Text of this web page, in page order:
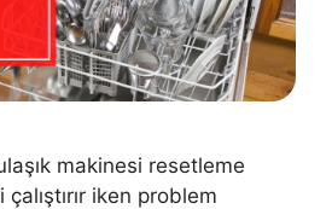
makinesi resetleme
iken problem